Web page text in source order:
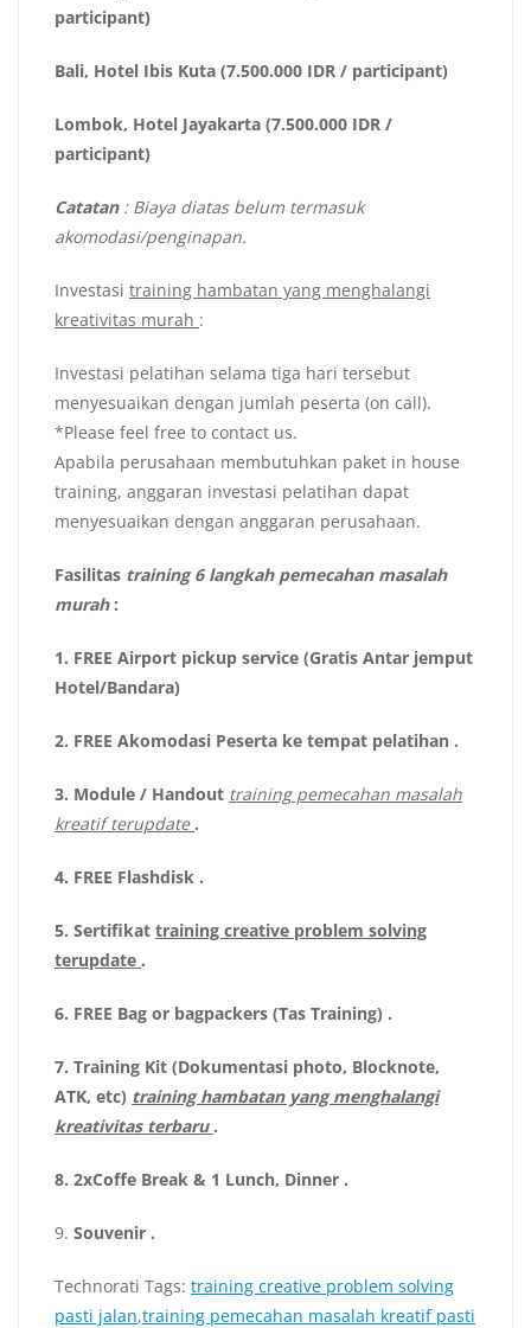
participant)
Bali, Hotel Ibis Kuta (7.500.000 IDR / participant)
Lombok, Hotel Jayakarta (7.500.000 IDR /
participant)
Catatan : Biaya diatas belum termasuk
akomodasi/penginapan.
Investasi training hambatan yang menghalangi
kreativitas murah :
Investasi pelatihan selama tiga hari tersebut
menyesuaikan dengan jumlah peserta (on call).
*Please feel free to contact us.
Apabila perusahaan membutuhkan paket in house
training, anggaran investasi pelatihan dapat
menyesuaikan dengan anggaran perusahaan.
Fasilitas training 6 langkah pemecahan masalah
murah :
1. FREE Airport pickup service (Gratis Antar jemput
Hotel/Bandara)
2. FREE Akomodasi Peserta ke tempat pelatihan .
3. Module / Handout training pemecahan masalah
kreatif terupdate .
4. FREE Flashdisk .
5. Sertifikat training creative problem solving
terupdate .
6. FREE Bag or bagpackers (Tas Training) .
7. Training Kit (Dokumentasi photo, Blocknote,
ATK, etc) training hambatan yang menghalangi
kreativitas terbaru .
8. 2xCoffe Break & 1 Lunch, Dinner .
9. Souvenir .
Technorati Tags: training creative problem solving
pasti jalan,training pemecahan masalah kreatif pasti